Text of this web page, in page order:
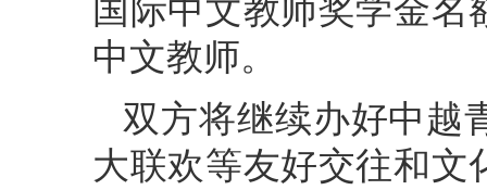
国际中文教师奖学金
中文教师。
双方将继续办好中越
大联欢等友好交往和文